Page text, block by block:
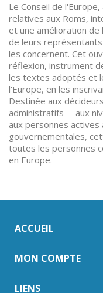
Le Conseil de
relatives aux Roms,
et une amélioration
de leurs
les concernent. Cet
réflexion, instrument
les textes adoptés et
l'Europe, en les
Destinée aux
administratifs -- aux
aux personnes actives
gouvernementales,
toutes les personnes
en Europe.
ACCUEIL
MON COMPTE
LIENS